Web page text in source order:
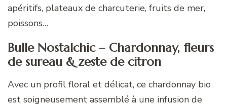
apéritifs, plateaux de charcuterie, fruits de mer,
poissons…
Bulle Nostalchic – Chardonnay, fleurs
de sureau & zeste de citron
Avec un profil floral et délicat, ce chardonnay bio
est soigneusement assemblé à une infusion de